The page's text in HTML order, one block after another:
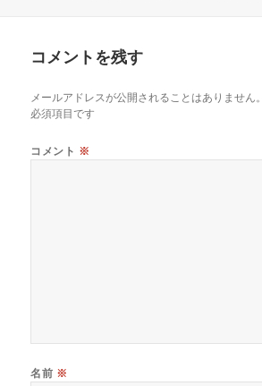
コメントを残す
メールアドレスが公開されることはありません。
必須項目です
コメント ※
名前 ※